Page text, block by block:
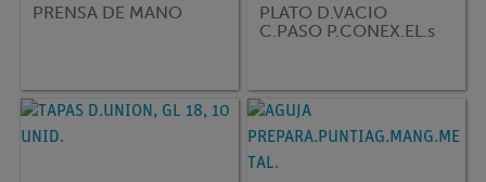
PRENSA DE MANO
PLATO D.VACIO
C.PASO P.CONEX.EL.s